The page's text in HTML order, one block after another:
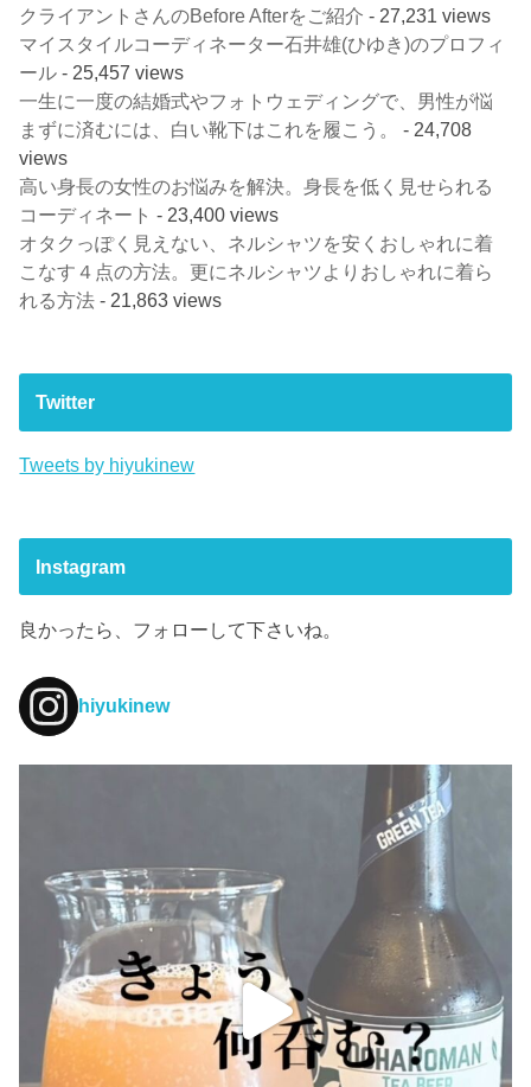
クライアントさんのBefore Afterをご紹介 - 27,231 views
マイスタイルコーディネーター石井雄(ひゆき)のプロフィ
ール - 25,457 views
一生に一度の結婚式やフォトウェディングで、男性が悩
まずに済むには、白い靴下はこれを履こう。
- 24,708
views
高い身長の女性のお悩みを解決。身長を低く見せられる
コーディネート - 23,400 views
オタクっぽく見えない、ネルシャツを安くおしゃれに着
こなす４点の方法。更にネルシャツよりおしゃれに着ら
れる方法 - 21,863 views
Twitter
Tweets by hiyukinew
Instagram
良かったら、フォローして下さいね。
hiyukinew